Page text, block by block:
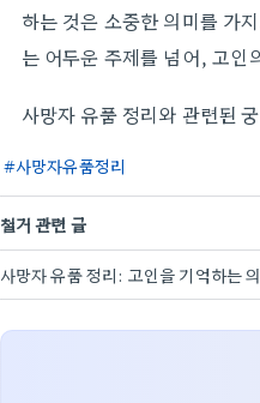
하는 것은 소중한 의미를 가
는 어두운 주제를 넘어, 고인
사망자 유품 정리와 관련된
사망자유품정리
철거 관련 글
사망자 유품 정리: 고인을 기억하는